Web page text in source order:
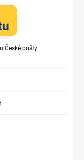
České pošty